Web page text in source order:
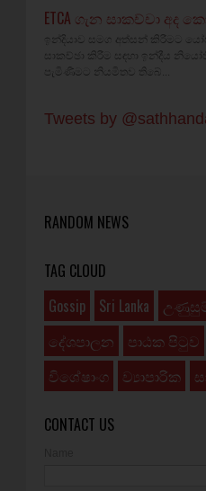
ETCA ගැන සාකච්චා
ඉන්දියාව සමග අත්සන් කිරීමට
සාකච්ඡා කිරීම සඳහා ඉන්දීය
පැමිණීමට නියමිතව තිබේ...
Tweets by
RANDOM NEWS
TAG CLOUD
Gossip
Sri Lanka
දේශපාලන
පාඨක පිටුව
විශේෂාංග
ව්‍යාපාරික
CONTACT US